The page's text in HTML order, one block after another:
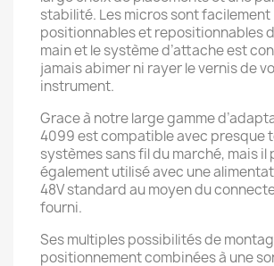
stabilité. Les micros sont facilement
positionnables et repositionnables
main et le système d’attache est
jamais abimer ni rayer le vernis de
instrument.
Grace à notre large gamme
4099 est compatible avec presque
systèmes sans fil du marché, mais il
également utilisé avec une
48V standard au moyen du
fourni.
Ses multiples possibilités de
positionnement combinées à une